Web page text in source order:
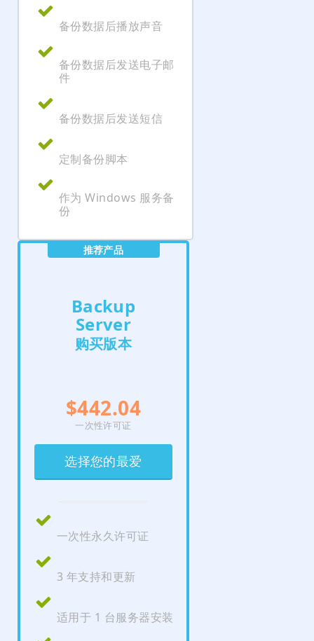
备份数据后播放声音
备份数据后发送电子邮
件
备份数据后发送短信
定制备份脚本
作为 Windows 服务备
份
推荐产品
Backup
Server
购买版本
$442.04
一次性许可证
选择您的最爱
一次性永久许可证
3 年支持和更新
适用于 1 台服务器安装